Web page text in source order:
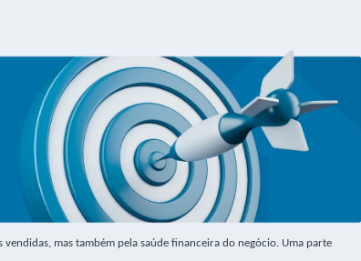
mas também pela saúde financeira do negócio. Uma parte